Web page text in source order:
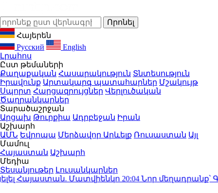
Հայերեն
Русский
English
Լրահոս
Ըստ թեմաների
Քաղաքական Հասարակություն Տնտեսություն
Իրավունք Արտակարգ պատահարներ Մշակույթ
Սպորտ Հարցազրույցներ Վերլուծական
Ծաղրանկարներ
Տարածաշրջան
Արցախ Թուրքիա Ադրբեջան Իրան
Աշխարհ
ԱՄՆ Եվրոպա Մերձավոր Արևելք Ռուսաստան Այլ
Մամուլ
Հայաստան Աշխարհ
Մեդիա
Տեսանյութեր Լուսանկարներ
Հայաստան. Մատվիենկո20:04Նոր մեղադրանք՝